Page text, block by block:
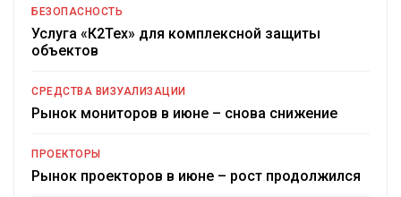
БЕЗОПАСНОСТЬ
Услуга «К2Тех» для комплексной защиты
объектов
СРЕДСТВА ВИЗУАЛИЗАЦИИ
Рынок мониторов в июне – снова снижение
ПРОЕКТОРЫ
Рынок проекторов в июне – рост продолжился